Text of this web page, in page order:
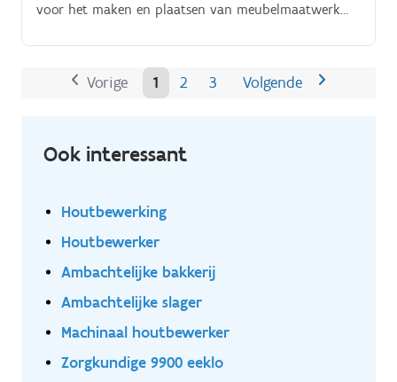
voor het maken en plaatsen van meubelmaatwerk
(ramen, poorten, deuren, ).
Vorige 1 2 3 Volgende
Ook interessant
Houtbewerking
Houtbewerker
Ambachtelijke bakkerij
Ambachtelijke slager
Machinaal houtbewerker
Zorgkundige 9900 eeklo